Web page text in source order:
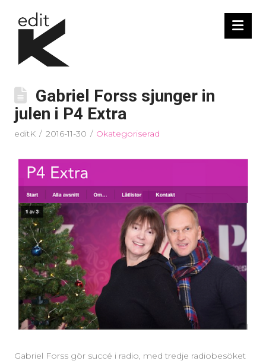
Gabriel Forss sjunger in
julen i P4 Extra
editK 2016-11-30 Okategoriserad
Gabriel Forss gör succé i radio, med tredje radiobesöket